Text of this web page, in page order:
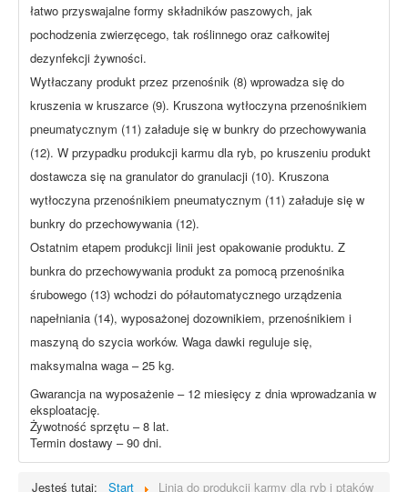
łatwo przyswajalne formy składników paszowych, jak
pochodzenia zwierzęcego, tak roślinnego oraz całkowitej
dezynfekcji żywności.
Wytłaczany produkt przez przenośnik (8) wprowadza się do
kruszenia w kruszarce (9). Kruszona wytłoczyna przenośnikiem
pneumatycznym (11) załaduje się w bunkry do przechowywania
(12). W przypadku produkcji karmu dla ryb, po kruszeniu produkt
dostawcza się na granulator do granulacji (10). Kruszona
wytłoczyna przenośnikiem pneumatycznym (11) załaduje się w
bunkry do przechowywania (12).
Ostatnim etapem produkcji linii jest opakowanie produktu. Z
bunkra do przechowywania produkt za pomocą przenośnika
śrubowego (13) wchodzi do półautomatycznego urządzenia
napełniania (14), wyposażonej dozownikiem, przenośnikiem i
maszyną do szycia worków. Waga dawki reguluje się,
maksymalna waga – 25 kg.
Gwarancja na wyposażenie – 12 miesięcy z dnia wprowadzania w
eksploatację.
Żywotność sprzętu – 8 lat.
Termin dostawy – 90 dni.
Jesteś tutaj: Start Linia do produkcji karmy dla ryb i ptaków